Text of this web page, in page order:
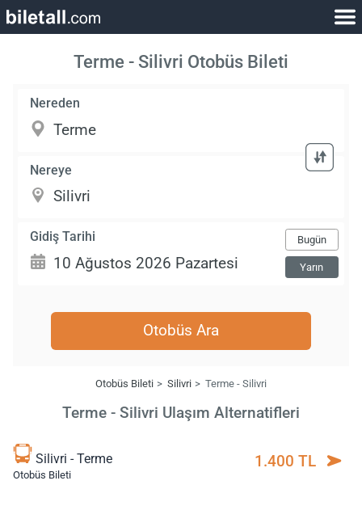
Terme - Silivri Otobüs Bileti
Nereden
Nereye
Gidiş Tarihi Bugün
Yarın
Otobüs Ara
Otobüs Bileti Silivri Terme - Silivri
Terme - Silivri Ulaşım Alternatifleri
Silivri - Terme
Otobüs Bileti
1.400 TL